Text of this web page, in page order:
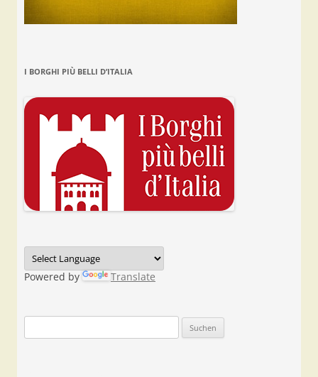
I BORGHI PIÙ BELLI D’ITALIA
Powered by Translate
nach: